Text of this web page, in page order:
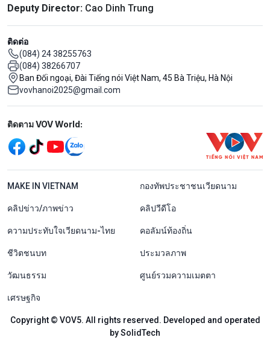
Deputy Director: Cao Dinh Trung
ติดต่อ
(084) 24 38255763
(084) 38266707
Ban Đối ngoại, Đài Tiếng nói Việt Nam, 45 Bà Triệu, Hà Nội
vovhanoi2025@gmail.com
Mạng xã hội
ติดตาม VOV World:
menu footer tiếng Thái
MAKE IN VIETNAM กองทัพประชาชนเวียดนาม
คลิปข่าว/ภาพข่าว คลิปวีดีโอ
ความประทับใจเวียดนาม-ไทย คอลัมน์ท้องถิ่น
ชีวิตชนบท ประมวลภาพ
วัฒนธรรม ศูนย์รวมความเมตตา
เศรษฐกิจ
Copyright © VOV5. All rights reserved. Developed and operated
by SolidTech